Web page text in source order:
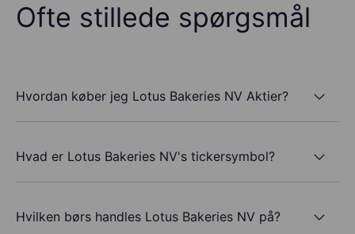
Ofte stillede spørgsmål
Hvordan køber jeg Lotus Bakeries NV Aktier?
Hvad er Lotus Bakeries NV's tickersymbol?
Hvilken børs handles Lotus Bakeries NV på?